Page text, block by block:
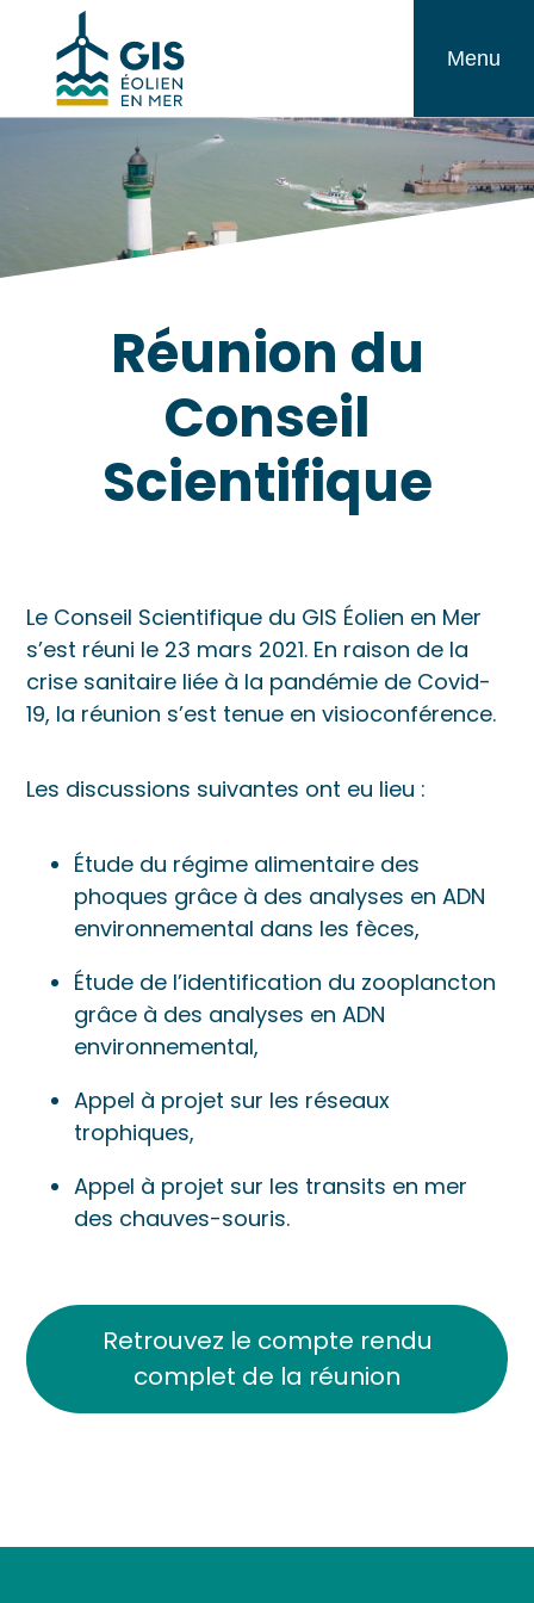
contenu
en
Mer
Menu
Réunion du
Conseil
Scientifique
Le Conseil Scientifique du GIS Éolien en Mer
s’est réuni le 23 mars 2021. En raison de la
crise sanitaire liée à la pandémie de Covid-
19, la réunion s’est tenue en visioconférence.
Les discussions suivantes ont eu lieu :
Étude du régime alimentaire des
phoques grâce à des analyses en ADN
environnemental dans les fèces,
Étude de l’identification du zooplancton
grâce à des analyses en ADN
environnemental,
Appel à projet sur les réseaux
trophiques,
Appel à projet sur les transits en mer
des chauves-souris.
Retrouvez le compte rendu
complet de la réunion